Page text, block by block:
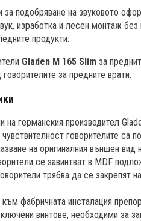
за подобряване на звуковото
изработка и лесен монтаж
продукти:
Gladen M 165 Slim за
говорителите за предните врати.
на германския производител
говорителите са
на оригиналния външен вид
се завинтват в MDF
трябва да се закрепят
фабричната инсталация
винтове, необходими за